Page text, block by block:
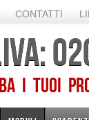
CONTATTI